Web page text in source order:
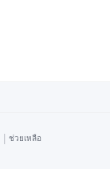
| ช่วยเหลือ